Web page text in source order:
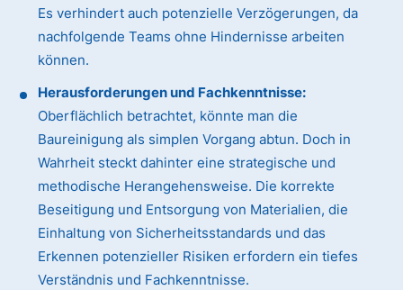
Es verhindert auch potenzielle Verzögerungen, da
nachfolgende Teams ohne Hindernisse arbeiten
können.
Herausforderungen und Fachkenntnisse:
Oberflächlich betrachtet, könnte man die
Baureinigung als simplen Vorgang abtun. Doch in
Wahrheit steckt dahinter eine strategische und
methodische Herangehensweise. Die korrekte
Beseitigung und Entsorgung von Materialien, die
Einhaltung von Sicherheitsstandards und das
Erkennen potenzieller Risiken erfordern ein tiefes
Verständnis und Fachkenntnisse.